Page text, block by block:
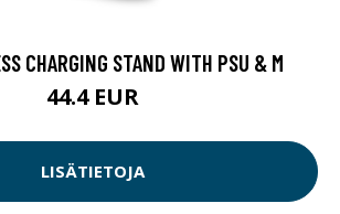
CHARGING STAND WITH PSU & M
44.4 EUR
LISÄTIETOJA